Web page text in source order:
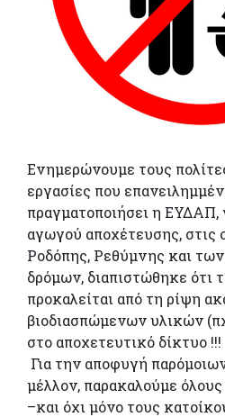
Ενημερώνουμε τους
εργασίες που
πραγματοποιήσει η ΕΥΔΑΠ,
αγωγού αποχέτευσης, στις
Ροδόπης, Ρεθύμνης και
δρόμων, διαπιστώθηκε ότι
προκαλείται από τη ρίψη
βιοδιασπώμενων υλικών
στο αποχετευτικό δίκτυο !!!
Για την αποφυγή
μέλλον, παρακαλούμε
–και όχι μόνο τους